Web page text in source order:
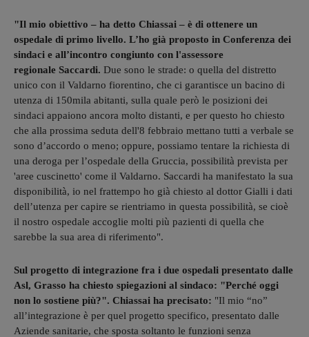
"Il mio obiettivo – ha detto Chiassai – è di ottenere un
ospedale di primo livello. L’ho già proposto in Conferenza dei
sindaci e all’incontro congiunto con l'assessore
regionale Saccardi. Due sono le strade: o quella del distretto
unico con il Valdarno fiorentino, che ci garantisce un bacino di
utenza di 150mila abitanti, sulla quale però le posizioni dei
sindaci appaiono ancora molto distanti, e per questo ho chiesto
che alla prossima seduta dell'8 febbraio mettano tutti a verbale se
sono d’accordo o meno; oppure, possiamo tentare la richiesta di
una deroga per l’ospedale della Gruccia, possibilità prevista per
'aree cuscinetto' come il Valdarno. Saccardi ha manifestato la sua
disponibilità, io nel frattempo ho già chiesto al dottor Gialli i dati
dell’utenza per capire se rientriamo in questa possibilità, se cioè
il nostro ospedale accoglie molti più pazienti di quella che
sarebbe la sua area di riferimento".
Sul progetto di integrazione fra i due ospedali presentato dalle
Asl, Grasso ha chiesto spiegazioni al sindaco: "Perché oggi
non lo sostiene più?". Chiassai ha precisato: "Il mio “no”
all’integrazione è per quel progetto specifico, presentato dalle
Aziende sanitarie, che sposta soltanto le funzioni senza